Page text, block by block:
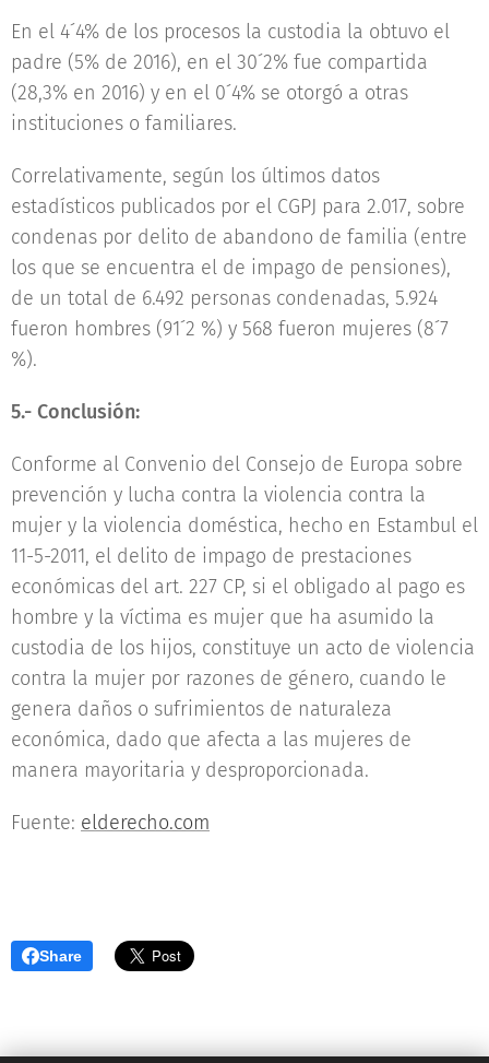
En el 4´4% de los procesos la custodia la obtuvo el
padre (5% de 2016), en el 30´2% fue compartida
(28,3% en 2016) y en el 0´4% se otorgó a otras
instituciones o familiares.
Correlativamente, según los últimos datos
estadísticos publicados por el CGPJ para 2.017, sobre
condenas por delito de abandono de familia (entre
los que se encuentra el de impago de pensiones),
de un total de 6.492 personas condenadas, 5.924
fueron hombres (91´2 %) y 568 fueron mujeres (8´7
%).
5.- Conclusión:
Conforme al Convenio del Consejo de Europa sobre
prevención y lucha contra la violencia contra la
mujer y la violencia doméstica, hecho en Estambul el
11-5-2011, el delito de impago de prestaciones
económicas del art. 227 CP, si el obligado al pago es
hombre y la víctima es mujer que ha asumido la
custodia de los hijos, constituye un acto de violencia
contra la mujer por razones de género, cuando le
genera daños o sufrimientos de naturaleza
económica, dado que afecta a las mujeres de
manera mayoritaria y desproporcionada.
Fuente: elderecho.com
Share